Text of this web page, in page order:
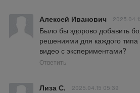
Алексей Иванович
Было бы здорово добавить
решениями для каждого
видео с экспериментами?
Ответить
Лиза С. 2025.04.15 05:39